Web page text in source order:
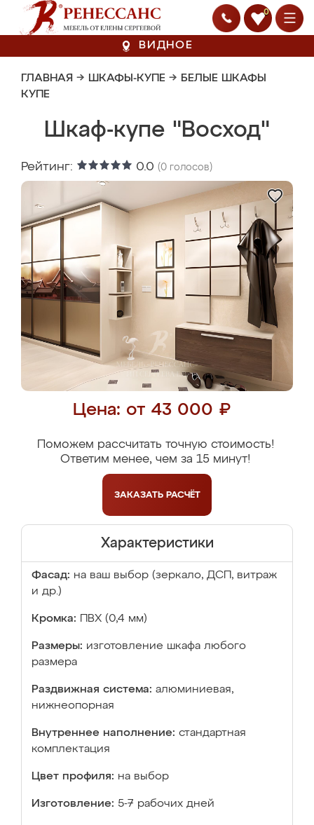
0
ВИДНОЕ
ГЛАВНАЯ → ШКАФЫ-КУПЕ → БЕЛЫЕ ШКАФЫ
КУПЕ
Шкаф-купе "Восход"
Рейтинг: 0.0 (0 голосов)
Цена: от 43 000 ₽
Поможем рассчитать точную стоимость!
Ответим менее, чем за 15 минут!
ЗАКАЗАТЬ РАСЧЁТ
Характеристики
Фасад: на ваш выбор (зеркало, ДСП, витраж
и др.)
Кромка: ПВХ (0,4 мм)
Размеры: изготовление шкафа любого
размера
Раздвижная система: алюминиевая,
нижнеопорная
Внутреннее наполнение: стандартная
комплектация
Цвет профиля: на выбор
Изготовление: 5-7 рабочих дней